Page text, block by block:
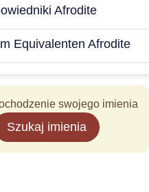
Afrodite
Equivalenten Afrodite
swojego imienia
Szukaj imienia